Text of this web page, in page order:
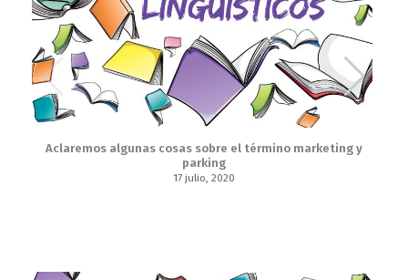
Aclaremos algunas cosas sobre el término marketing y
parking
17 julio, 2020